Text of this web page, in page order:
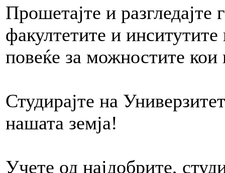
Прошетајте и разгледајте
факултетите и
повеќе за можностите кои
Студирајте на
нашата земја!
Учете од најдобрите,